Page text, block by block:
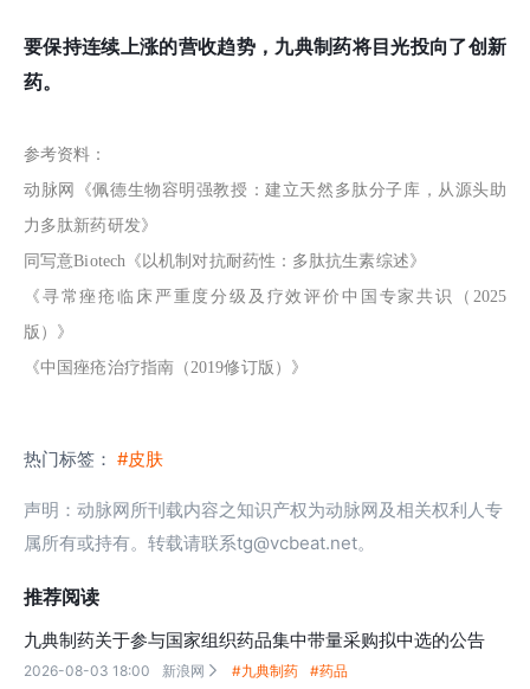
要保持连续上涨的营收趋势，九典制药将目光投向了创新
药。
参考资料：
动脉网《佩德生物容明强教授：建立天然多肽分子库，从源头助
力多肽新药研发》
同写意Biotech《以机制对抗耐药性：多肽抗生素综述》
《寻常痤疮临床严重度分级及疗效评价中国专家共识（2025
版）》
《中国痤疮治疗指南（2019修订版）》
热门标签： #皮肤
声明：动脉网所刊载内容之知识产权为动脉网及相关权利人专
属所有或持有。转载请联系tg@vcbeat.net。
推荐阅读
九典制药关于参与国家组织药品集中带量采购拟中选的公告
2026-08-03 18:00 新浪网  #九典制药 #药品